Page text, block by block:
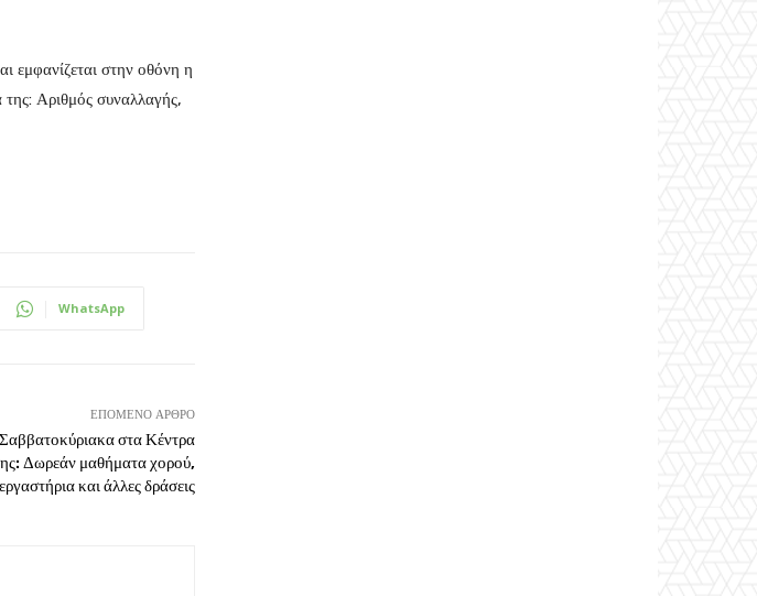
εμφανίζεται στην οθόνη η
της: Αριθμός συναλλαγής,
WhatsApp
ΕΠΌΜΕΝΟ ΆΡΘΡΟ
στα Κέντρα
Δωρεάν μαθήματα χορού,
και άλλες δράσεις